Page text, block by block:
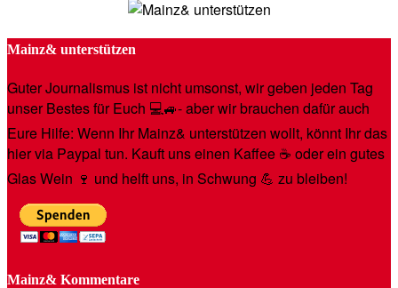
Mainz& unterstützen
Guter Journalismus ist nicht umsonst, wir geben jeden Tag
unser Bestes für Euch 💻🚙- aber wir brauchen dafür auch
Eure Hilfe: Wenn Ihr Mainz& unterstützen wollt, könnt Ihr das
hier via Paypal tun. Kauft uns einen Kaffee ☕️ oder ein gutes
Glas Wein 🍷 und helft uns, in Schwung 💪 zu bleiben!
Mainz& Kommentare